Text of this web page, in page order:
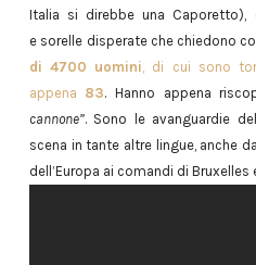
Italia si direbbe una
e sorelle disperate che chiedono
di 4700 uomini, di cui sono
appena 83. Hanno appena
cannone”. Sono le avanguardie
scena in tante altre lingue, anche
dell’Europa ai comandi di Bruxelles